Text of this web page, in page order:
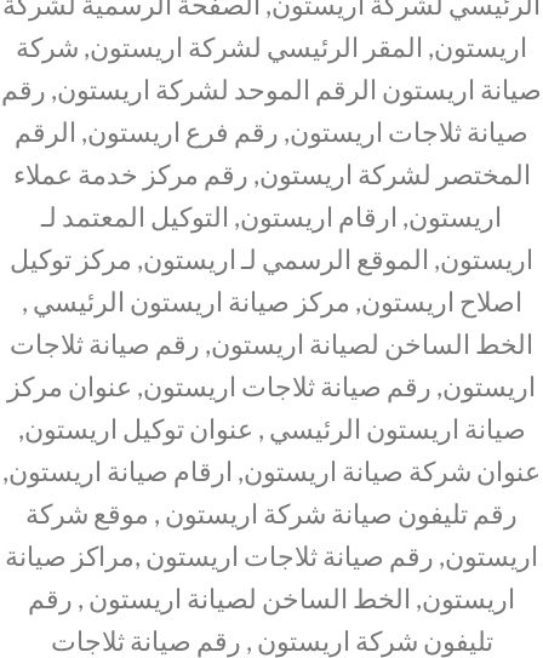
اريستون, المقر الرئيسي لشركة اريستون, شركة
صيانة اريستون الرقم الموحد لشركة اريستون, رقم
صيانة ثلاجات اريستون, رقم فرع اريستون, الرقم
المختصر لشركة اريستون, رقم مركز خدمة عملاء
اريستون, ارقام اريستون, التوكيل المعتمد لـ
اريستون, الموقع الرسمي لـ اريستون, مركز توكيل
اصلاح اريستون, مركز صيانة اريستون الرئيسي ,
الخط الساخن لصيانة اريستون, رقم صيانة ثلاجات
اريستون, رقم صيانة ثلاجات اريستون, عنوان مركز
صيانة اريستون الرئيسي , عنوان توكيل اريستون,
عنوان شركة صيانة اريستون, ارقام صيانة اريستون,
رقم تليفون صيانة شركة اريستون , موقع شركة
اريستون, رقم صيانة ثلاجات اريستون ,مراكز صيانة
اريستون, الخط الساخن لصيانة اريستون , رقم
تليفون شركة اريستون , رقم صيانة ثلاجات